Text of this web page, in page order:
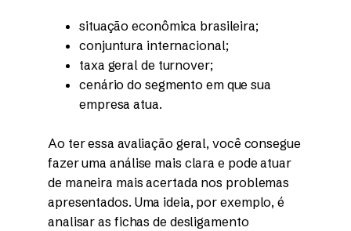
situação econômica brasileira;
conjuntura internacional;
taxa geral de turnover;
cenário do segmento em que sua
empresa atua.
Ao ter essa avaliação geral, você consegue
fazer uma análise mais clara e pode atuar
de maneira mais acertada nos problemas
apresentados. Uma ideia, por exemplo, é
analisar as fichas de desligamento